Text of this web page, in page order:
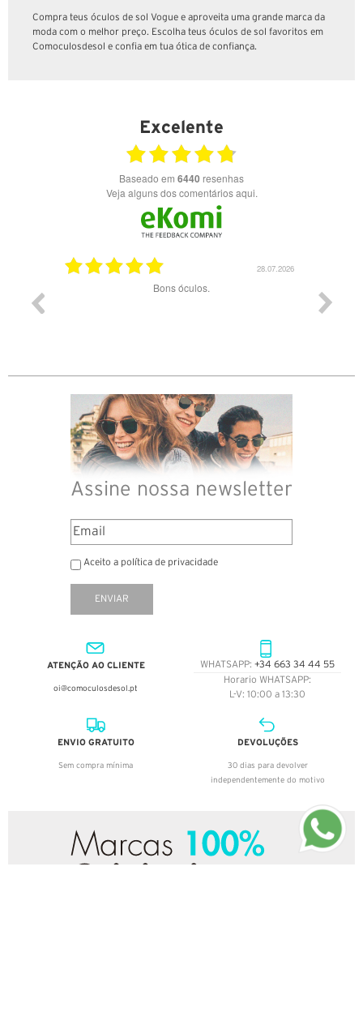
Compra teus óculos de sol Vogue e aproveita uma grande marca da
moda com o melhor preço. Escolha teus óculos de sol favoritos em
Comoculosdesol e confia em tua ótica de confiança.
Excelente
Baseado em 6440 resenhas
Veja alguns dos comentários aqui.
28.07.2026
Bons óculos.
Assine nossa newsletter
Aceito a política de privacidade
ENVIAR
ATENÇÃO AO CLIENTE
oi@comoculosdesol.pt
WHATSAPP: +34 663 34 44 55
Horario WHATSAPP:
L-V: 10:00 a 13:30
ENVIO GRATUITO
Sem compra mínima
DEVOLUÇÕES
30 dias para devolver
independentemente do motivo